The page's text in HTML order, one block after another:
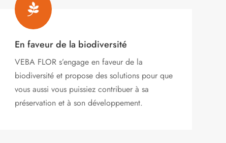

En faveur de la biodiversité
VEBA FLOR s’engage en faveur de la
biodiversité et propose des solutions pour que
vous aussi vous puissiez contribuer à sa
préservation et à son développement.